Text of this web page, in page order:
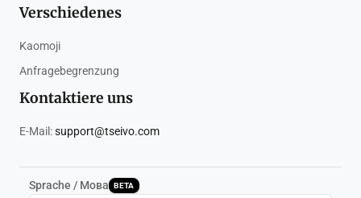
Verschiedenes
Kaomoji
Anfragebegrenzung
Kontaktiere uns
E-Mail:support@tseivo.com
Sprache / Мова BETA